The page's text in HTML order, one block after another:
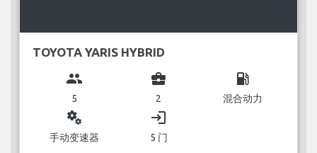
TOYOTA YARIS HYBRID
group
5
business_center
2
local_gas_station
混合动力
miscellaneous_services
手动变速器
login
5 门